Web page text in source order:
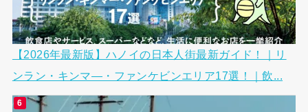
【2026年最新版】ハノイの日本人街最新ガイド！｜リ
ンラン・キンマ―・ファンケビンエリア17選！｜飲...